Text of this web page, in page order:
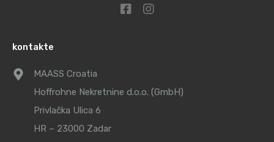
kontakte
MAASS Croatia
Hoffrohne Nekretnine d.o.o. (GmbH)
Privlačka Ulica 6
HR – 23000 Zadar